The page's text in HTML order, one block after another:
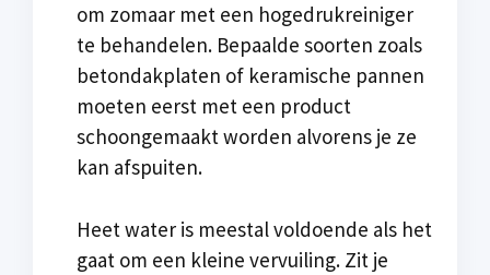
om zomaar met een hogedrukreiniger
te behandelen. Bepaalde soorten zoals
betondakplaten of keramische pannen
moeten eerst met een product
schoongemaakt worden alvorens je ze
kan afspuiten.
Heet water is meestal voldoende als het
gaat om een kleine vervuiling. Zit je